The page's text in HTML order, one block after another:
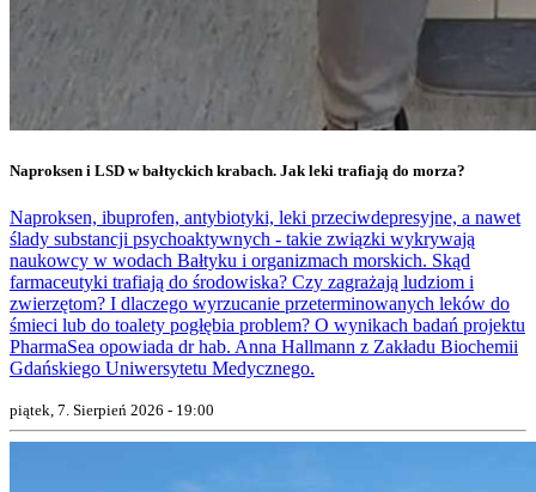
Naproksen i LSD w bałtyckich krabach. Jak leki trafiają do morza?
Naproksen, ibuprofen, antybiotyki, leki przeciwdepresyjne, a nawet
ślady substancji psychoaktywnych - takie związki wykrywają
naukowcy w wodach Bałtyku i organizmach morskich. Skąd
farmaceutyki trafiają do środowiska? Czy zagrażają ludziom i
zwierzętom? I dlaczego wyrzucanie przeterminowanych leków do
śmieci lub do toalety pogłębia problem? O wynikach badań projektu
PharmaSea opowiada dr hab. Anna Hallmann z Zakładu Biochemii
Gdańskiego Uniwersytetu Medycznego.
piątek, 7. Sierpień 2026 - 19:00